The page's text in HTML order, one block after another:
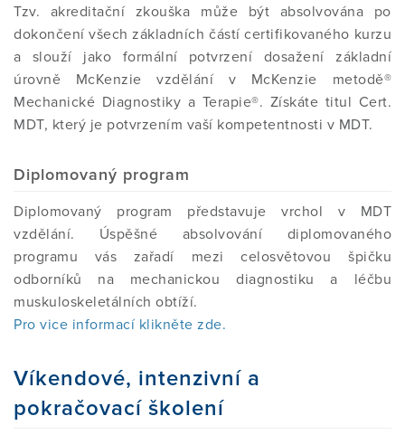
Tzv. akreditační zkouška může být absolvována po
dokončení všech základních částí certifikovaného kurzu
a slouží jako formální potvrzení dosažení základní
úrovně McKenzie vzdělání v McKenzie metodě®
Mechanické Diagnostiky a Terapie®. Získáte titul Cert.
MDT, který je potvrzením vaší kompetentnosti v MDT.
Diplomovaný program
Diplomovaný program představuje vrchol v MDT
vzdělání. Úspěšné absolvování diplomovaného
programu vás zařadí mezi celosvětovou špičku
odborníků na mechanickou diagnostiku a léčbu
muskuloskeletálních obtíží.
Pro vice informací klikněte zde.
Víkendové, intenzivní a
pokračovací školení